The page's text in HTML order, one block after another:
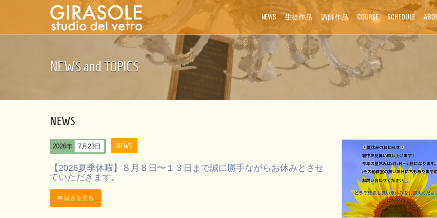
NEWS 生徒作品 講師作品 COURSE SCHEDULE
NEWS and TOPICS
NEWS
2026年 7月23日 NEWS
【2026夏季休暇】８月８日〜１３日まで誠に勝手ながらお休みとさせ
ていただきます。
続きを見る